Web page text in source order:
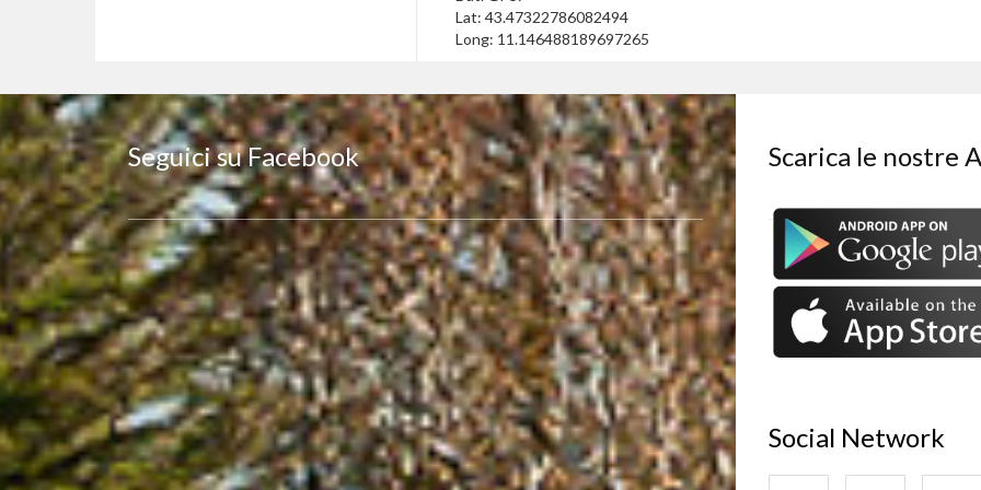
Lat: 43.47322786082494
Long: 11.146488189697265
Seguici su Facebook Scarica le nostre
Social Network